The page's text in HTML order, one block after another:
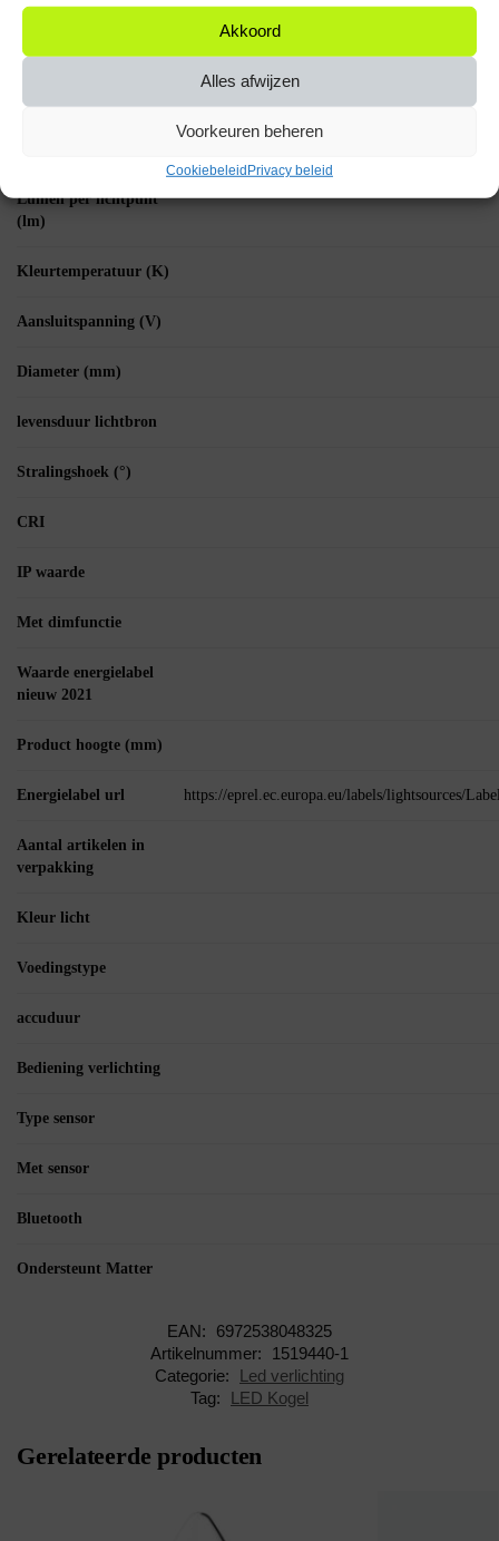
Akkoord
Alles afwijzen
Voorkeuren beheren
CookiebeleidPrivacy beleid
Lumen per lichtpunt
(lm)
Kleurtemperatuur (K)
Aansluitspanning (V)
Diameter (mm)
levensduur lichtbron
Stralingshoek (°)
CRI
IP waarde
Met dimfunctie
Waarde energielabel
nieuw 2021
Product hoogte (mm)
Energielabel url https://eprel.ec.europa.eu/labels/lightsources/
Aantal artikelen in
verpakking
Kleur licht
Voedingstype
accuduur
Bediening verlichting
Type sensor
Met sensor
Bluetooth
Ondersteunt Matter
EAN:
6972538048325
Artikelnummer:
1519440-1
Categorie:
Led verlichting
Tag:
LED Kogel
Gerelateerde producten